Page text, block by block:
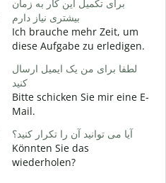
برای تکمیل این کار به زمان
بیشتری نیاز دارم
Ich brauche mehr Zeit, um
diese Aufgabe zu erledigen.
لطفا برای من یک ایمیل ارسال
کنید
Bitte schicken Sie mir eine E-
Mail.
آیا می توانید آن را تکرار کنید؟
Könnten Sie das
wiederholen?